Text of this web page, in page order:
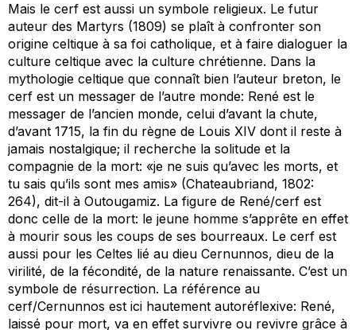
Mais le cerf est aussi un symbole religieux. Le futur
auteur des Martyrs (1809) se plaît à confronter son
origine celtique à sa foi catholique, et à faire dialoguer la
culture celtique avec la culture chrétienne. Dans la
mythologie celtique que connaît bien l’auteur breton, le
cerf est un messager de l’autre monde: René est le
messager de l’ancien monde, celui d’avant la chute,
d’avant 1715, la fin du règne de Louis XIV dont il reste à
jamais nostalgique; il recherche la solitude et la
compagnie de la mort: «je ne suis qu’avec les morts, et
tu sais qu’ils sont mes amis» (Chateaubriand, 1802:
264), dit-il à Outougamiz. La figure de René/cerf est
donc celle de la mort: le jeune homme s’apprête en effet
à mourir sous les coups de ses bourreaux. Le cerf est
aussi pour les Celtes lié au dieu Cernunnos, dieu de la
virilité, de la fécondité, de la nature renaissante. C’est un
symbole de résurrection. La référence au
cerf/Cernunnos est ici hautement autoréflexive: René,
laissé pour mort, va en effet survivre ou revivre grâce à